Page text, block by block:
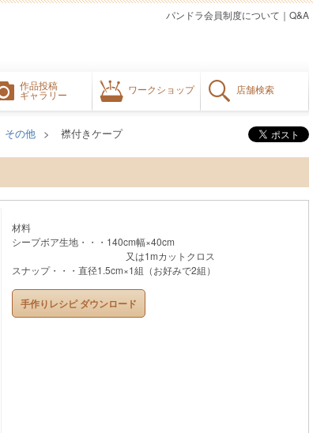
作品投稿
ギャラリー
ワークショップ 店舗検索
Q&A
｜
パンドラ会員制度について
その他 襟付きケープ
材料
シープボア生地・・・140cm幅×40cm
又は1mカットクロス
スナップ・・・直径1.5cm×1組（お好みで2組）
手作りレシピ ダウンロード